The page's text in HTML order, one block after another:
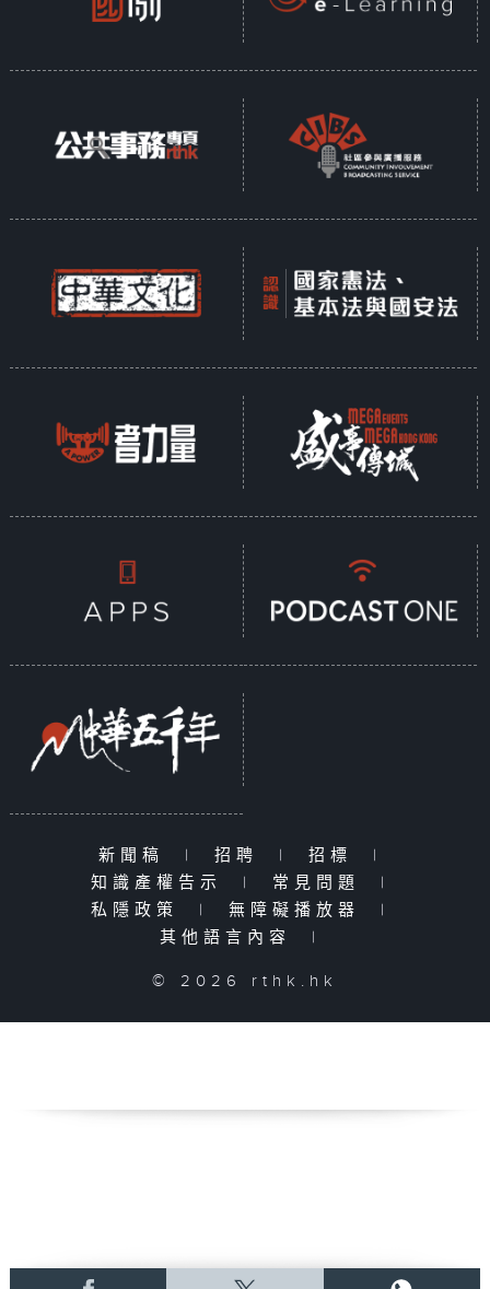
新聞稿 | 招聘 | 招標
|
知識產權告示
| 常見問題
|
私隱政策
| 無障礙播放器
|
其他語言內容
|
© 2026 rthk.hk